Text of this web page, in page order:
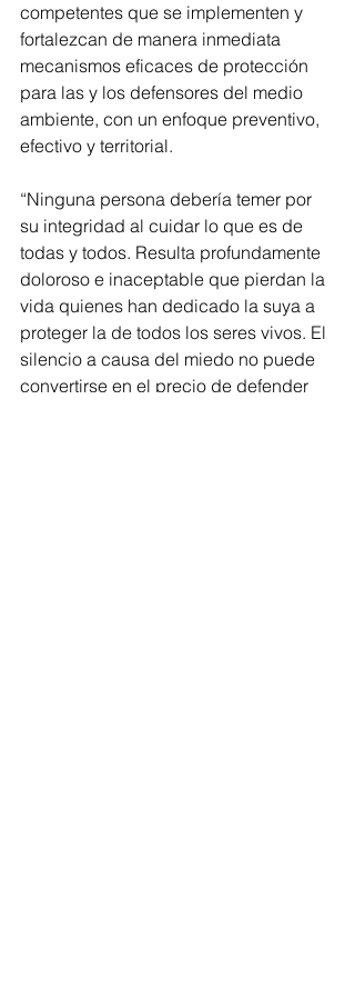
competentes que se implementen y
fortalezcan de manera inmediata
mecanismos eficaces de protección
para las y los defensores del medio
ambiente, con un enfoque preventivo,
efectivo y territorial.
“Ninguna persona debería temer por
su integridad al cuidar lo que es de
todas y todos. Resulta profundamente
doloroso e inaceptable que pierdan la
vida quienes han dedicado la suya a
proteger la de todos los seres vivos. El
silencio a causa del miedo no puede
convertirse en el precio de defender